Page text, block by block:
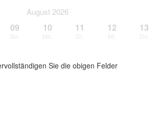
August 2026
09 10 11 12 13
Sie die obigen Felder